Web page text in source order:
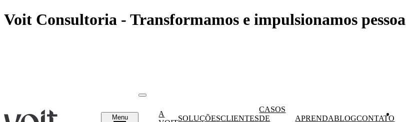
Voit Consultoria - Transformamos e impulsionamos
Menu
A
SOLUÇÕESCLIENTES
CASOS
DE
APRENDABLOGCONTATO